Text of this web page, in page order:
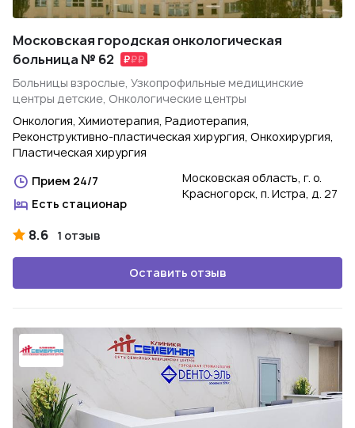
Московская городская онкологическая
больница № 62
Больницы взрослые, Узкопрофильные медицинские
центры детские, Онкологические центры
Онкология, Химиотерапия, Радиотерапия,
Реконструктивно-пластическая хирургия, Онкохирургия,
Пластическая хирургия
Прием 24/7
Есть стационар
Московская область, г. о.
Красногорск, п. Истра, д. 27
8.6 1 отзыв
Оставить отзыв